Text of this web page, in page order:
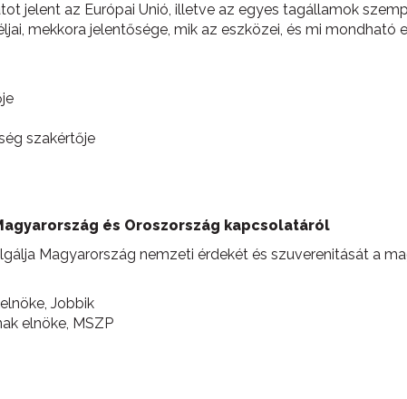
jelent az Európai Unió, illetve az egyes tagállamok
mekkora jelentősége, mik az eszközei, és mi mondható
szakértője
és Oroszország kapcsolatáról
Magyarország nemzeti érdekét és szuverenitását a
Jobbik
elnöke, MSZP